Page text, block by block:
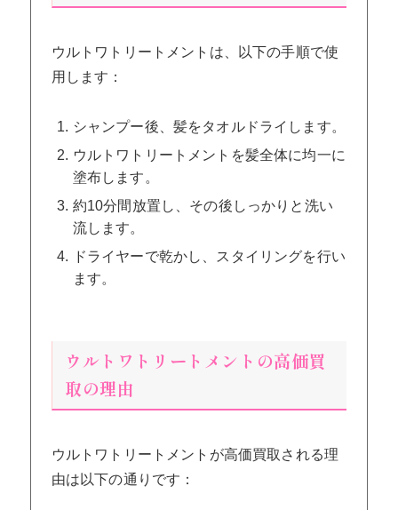
ウルトワトリートメントは、以下の手順で使
用します：
シャンプー後、髪をタオルドライします。
ウルトワトリートメントを髪全体に均一に
塗布します。
約10分間放置し、その後しっかりと洗い
流します。
ドライヤーで乾かし、スタイリングを行い
ます。
ウルトワトリートメントの高価買
取の理由
ウルトワトリートメントが高価買取される理
由は以下の通りです：